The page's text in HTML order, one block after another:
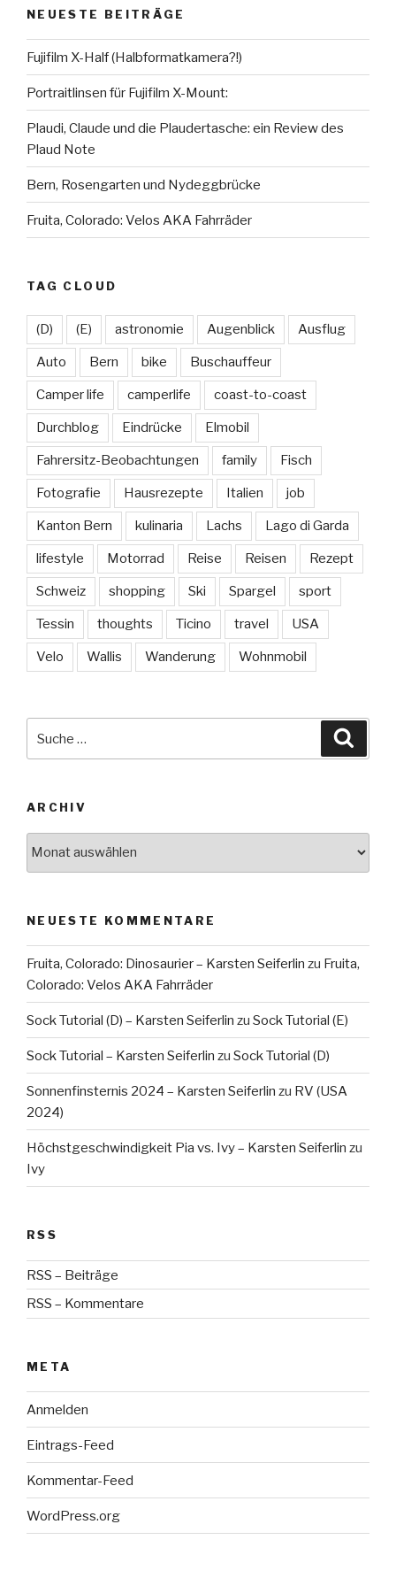
Facebook
anzeigen
Twitter
anzeigen
Instagram
anzeigen
LinkedIn
anzeigen
YouTube
anzeigen
Flickr
anzeigen
NEUESTE BEITRÄGE
Fujifilm X-Half (Halbformatkamera?!)
Portraitlinsen für Fujifilm X-Mount:
Plaudi, Claude und die Plaudertasche: ein Review des
Plaud Note
Bern, Rosengarten und Nydeggbrücke
Fruita, Colorado: Velos AKA Fahrräder
TAG CLOUD
(D) (E) astronomie Augenblick Ausflug
Auto Bern bike Buschauffeur
Camper life camperlife coast-to-coast
Durchblog Eindrücke Elmobil
Fahrersitz-Beobachtungen family Fisch
Fotografie Hausrezepte Italien job
Kanton Bern kulinaria Lachs Lago di Garda
lifestyle Motorrad Reise Reisen Rezept
Schweiz shopping Ski Spargel sport
Tessin thoughts Ticino travel USA
Velo Wallis Wanderung Wohnmobil
ARCHIV
NEUESTE KOMMENTARE
Fruita, Colorado: Dinosaurier – Karsten Seiferlin zu Fruita,
Colorado: Velos AKA Fahrräder
Sock Tutorial (D) – Karsten Seiferlin zu Sock Tutorial (E)
Sock Tutorial – Karsten Seiferlin zu Sock Tutorial (D)
Sonnenfinsternis 2024 – Karsten Seiferlin zu RV (USA
2024)
Höchstgeschwindigkeit Pia vs. Ivy – Karsten Seiferlin zu
Ivy
RSS
RSS – Beiträge
RSS – Kommentare
META
Anmelden
Eintrags-Feed
Kommentar-Feed
WordPress.org